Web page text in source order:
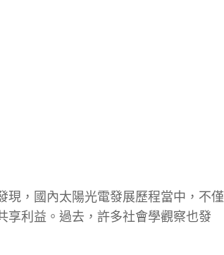
現，國內太陽光電發展歷程當中，不僅
享利益。過去，許多社會學觀察也發